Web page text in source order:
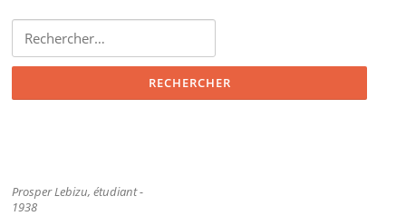
Prosper Lebizu, étudiant -
1938